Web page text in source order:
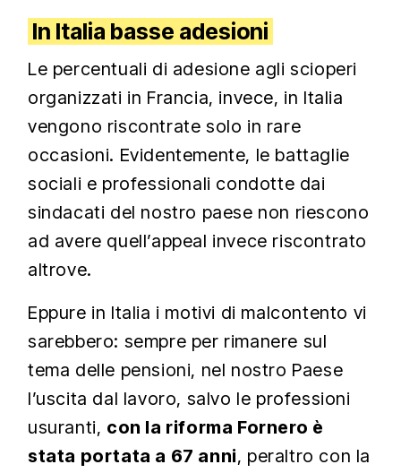
In Italia basse adesioni
Le percentuali di adesione agli scioperi
organizzati in Francia, invece, in Italia
vengono riscontrate solo in rare
occasioni. Evidentemente, le battaglie
sociali e professionali condotte dai
sindacati del nostro paese non riescono
ad avere quell’appeal invece riscontrato
altrove.
Eppure in Italia i motivi di malcontento vi
sarebbero: sempre per rimanere sul
tema delle pensioni, nel nostro Paese
l’uscita dal lavoro, salvo le professioni
usuranti, con la riforma Fornero è
stata portata a 67 anni, peraltro con la